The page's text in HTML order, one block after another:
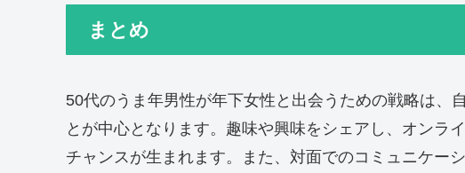
まとめ
50代のうま年男性が年下女性と出会うための戦略は、
とが中心となります。趣味や興味をシェアし、オンラ
チャンスが生まれます。また、対面でのコミュニケー